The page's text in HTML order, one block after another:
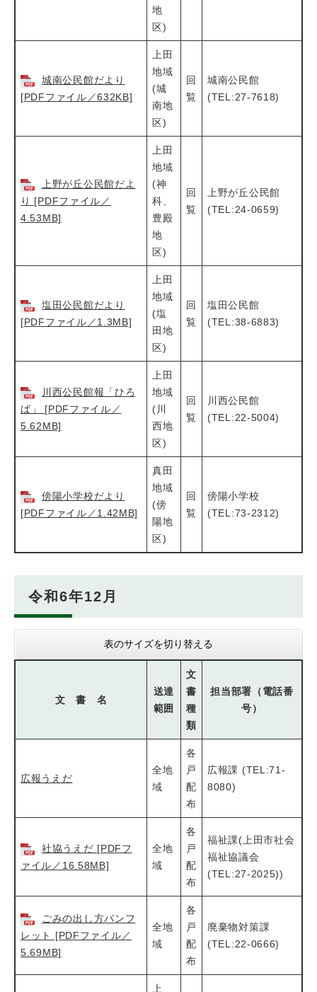
地
区)
城南公民館だより
[PDFファイル／632KB]
上田
地域
(城
南地
区)
回
覧
城南公民館
(TEL:27-7618)
上野が丘公民館だよ
り [PDFファイル／
4.53MB]
上田
地域
(神
科、
豊殿
地
区)
回
覧
上野が丘公民館
(TEL:24-0659)
塩田公民館だより
[PDFファイル／1.3MB]
上田
地域
(塩
田地
区)
回
覧
塩田公民館
(TEL:38-6883)
川西公民館報「ひろ
ば」 [PDFファイル／
5.62MB]
上田
地域
(川
西地
区)
回
覧
川西公民館
(TEL:22-5004)
傍陽小学校だより
[PDFファイル／1.42MB]
真田
地域
(傍
陽地
区)
回
覧
傍陽小学校
(TEL:73-2312)
令和6年12月
表のサイズを切り替える
文 書 名
送達
範囲
文
書
種
類
担当部署（電話番
号）
広報うえだ
全地
域
各
戸
配
布
広報課 (TEL:71-
8080)
社協うえだ [PDFフ
ァイル／16.58MB]
全地
域
各
戸
配
布
福祉課(上田市社会
福祉協議会
(TEL:27-2025))
ごみの出し方パンフ
レット [PDFファイル／
5.69MB]
全地
域
各
戸
配
布
廃棄物対策課
(TEL:22-0666)
上